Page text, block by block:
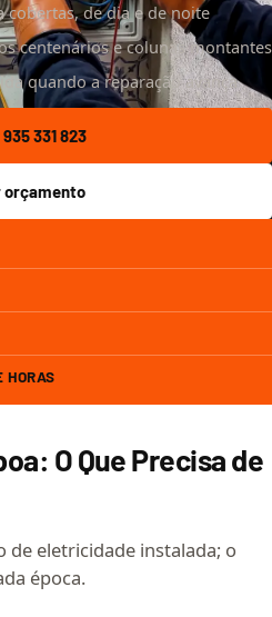
cobertas, de dia e de noite
centenários e colunas montantes
quando a reparação avança
331 823
orçamento
HORAS
O Que Precisa de
de eletricidade instalada; o
época.